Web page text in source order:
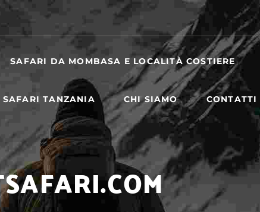
SAFARI DA MOMBASA E LOCALITÀ COSTIERE
SAFARI TANZANIA CHI SIAMO CONTATTI